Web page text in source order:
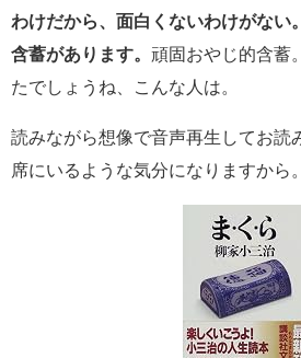
わけだから、 面白くないわけがない
含蓄があります。 頑固おやじ的含蓄
たでしょうね、こんな人は。
読みながら想像で音声再生してお読
席にいるような気分になりますから。